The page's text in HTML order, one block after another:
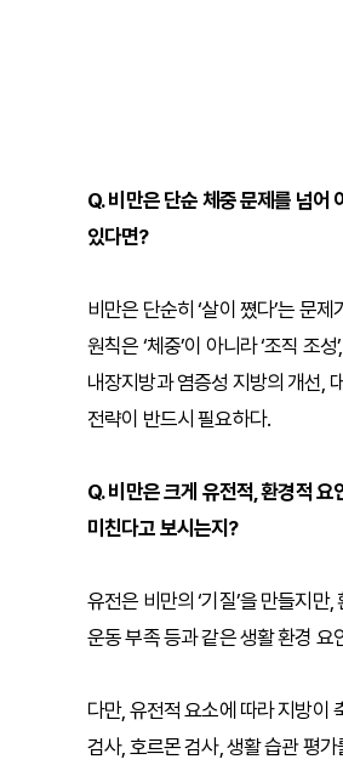
Q. 비만은 단순 체중 문제를 넘어
있다면?
비만은 단순히 ‘살이 쪘다’는 문
원칙은 ‘체중’이 아니라 ‘조직 조
내장지방과 염증성 지방의 개선,
전략이 반드시 필요하다.
Q. 비만은 크게 유전적, 환경적
미친다고 보시는지?
유전은 비만의 ‘기질’을 만들지만
운동 부족 등과 같은 생활 환경
다만, 유전적 요소에 따라 지방이
검사, 호르몬 검사, 생활 습관 평